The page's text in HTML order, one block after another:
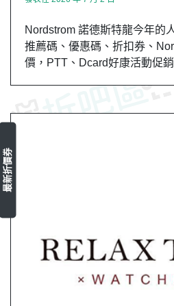
Nordstrom 諾德斯特龍今年的
推薦碼、優惠碼、折扣券、
價，PTT、Dcard好康活動促
最新折價券